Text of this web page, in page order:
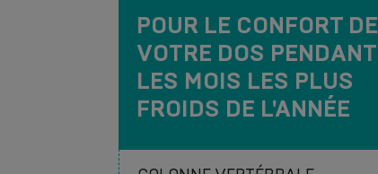
POUR LE CONFORT DE
VOTRE DOS PENDANT
LES MOIS LES PLUS
FROIDS DE L'ANNÉE